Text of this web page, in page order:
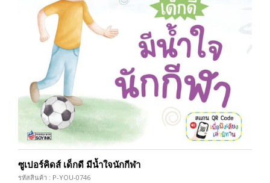
ซูเปอร์คิดส์ เด็กดี มีน้ำใจนักกีฬา
รหัสสินค้า : P-YOU-0746